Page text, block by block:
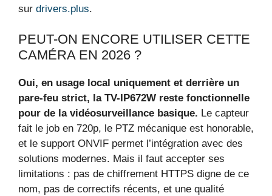
sur drivers.plus.
PEUT-ON ENCORE UTILISER CETTE
CAMÉRA EN 2026 ?
Oui, en usage local uniquement et derrière un
pare-feu strict, la TV-IP672W reste fonctionnelle
pour de la vidéosurveillance basique. Le capteur
fait le job en 720p, le PTZ mécanique est honorable,
et le support ONVIF permet l’intégration avec des
solutions modernes. Mais il faut accepter ses
limitations : pas de chiffrement HTTPS digne de ce
nom, pas de correctifs récents, et une qualité